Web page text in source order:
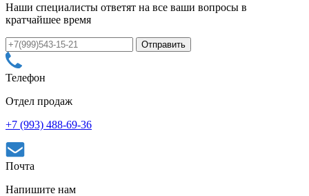
Наши специалисты ответят на все ваши вопросы в
кратчайшее время
Телефон
Отдел продаж
+7 (993) 488-69-36
Почта
Напишите нам